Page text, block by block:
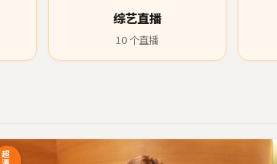
综艺直播
10 个直播
超